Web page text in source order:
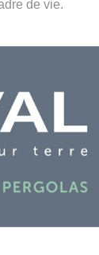
de vie.